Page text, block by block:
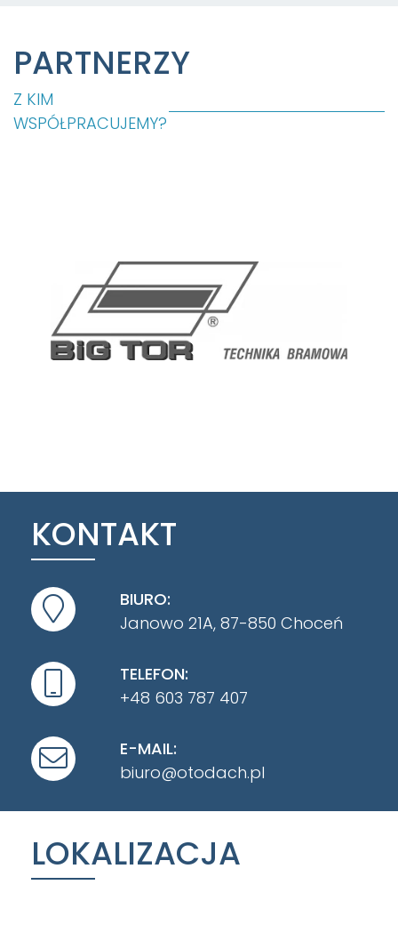
PARTNERZY
Z KIM
WSPÓŁPRACUJEMY?
KONTAKT
BIURO:
Janowo 21A, 87-850 Choceń
TELEFON:
+48 603 787 407
E-MAIL:
biuro@otodach.pl
LOKALIZACJA